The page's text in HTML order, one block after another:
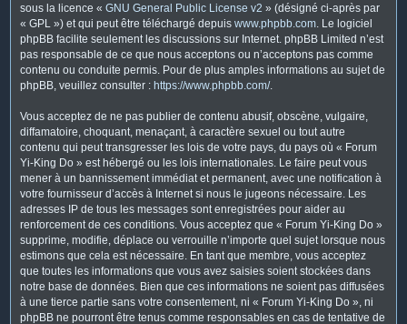
sous la licence « GNU General Public License v2 » (désigné ci-après par
« GPL ») et qui peut être téléchargé depuis www.phpbb.com. Le logiciel
phpBB facilite seulement les discussions sur Internet. phpBB Limited n’est
pas responsable de ce que nous acceptons ou n’acceptons pas comme
contenu ou conduite permis. Pour de plus amples informations au sujet de
phpBB, veuillez consulter : https://www.phpbb.com/.
Vous acceptez de ne pas publier de contenu abusif, obscène, vulgaire,
diffamatoire, choquant, menaçant, à caractère sexuel ou tout autre
contenu qui peut transgresser les lois de votre pays, du pays où « Forum
Yi-King Do » est hébergé ou les lois internationales. Le faire peut vous
mener à un bannissement immédiat et permanent, avec une notification à
votre fournisseur d’accès à Internet si nous le jugeons nécessaire. Les
adresses IP de tous les messages sont enregistrées pour aider au
renforcement de ces conditions. Vous acceptez que « Forum Yi-King Do »
supprime, modifie, déplace ou verrouille n’importe quel sujet lorsque nous
estimons que cela est nécessaire. En tant que membre, vous acceptez
que toutes les informations que vous avez saisies soient stockées dans
notre base de données. Bien que ces informations ne soient pas diffusées
à une tierce partie sans votre consentement, ni « Forum Yi-King Do », ni
phpBB ne pourront être tenus comme responsables en cas de tentative de